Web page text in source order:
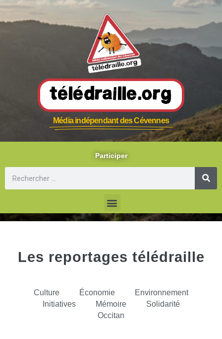
Télédraille.org
Média indépendant des Cévennes
Participer
Les reportages télédraille
Culture Économie
Environnement
Initiatives
Mémoire
Solidarité
Occitan